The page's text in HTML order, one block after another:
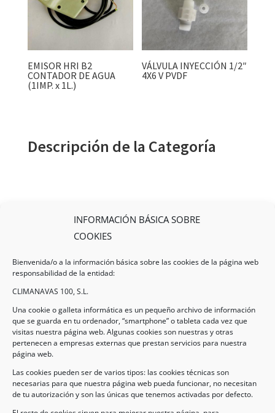
INFORMACIÓN BÁSICA SOBRE
COOKIES
Bienvenida/o a la información básica sobre las cookies de la página web
responsabilidad de la entidad:
CLIMANAVAS 100, S.L.
Una cookie o galleta informática es un pequeño archivo de información
que se guarda en tu ordenador, “smartphone” o tableta cada vez que
visitas nuestra página web. Algunas cookies son nuestras y otras
pertenecen a empresas externas que prestan servicios para nuestra
página web.
Las cookies pueden ser de varios tipos: las cookies técnicas son
necesarias para que nuestra página web pueda funcionar, no necesitan
de tu autorización y son las únicas que tenemos activadas por defecto.
EMISOR HRI B2
CONTADOR DE AGUA
(1IMP. x 1L.)
VÁLVULA INYECCIÓN 1/2″
4X6 V PVDF
Descripción de la Categoría
Legal
AVISO LEGAL